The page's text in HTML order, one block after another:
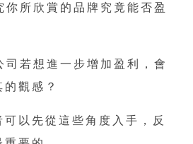
你所欣賞的品牌究竟能否盈
司若想進一步增加盈利，會
觀感？
以先從這些角度入手，反